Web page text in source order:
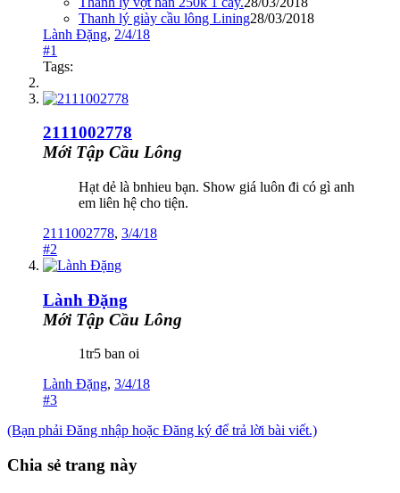
Thanh lý giày cầu lông Lining28/03/2018
Lành Đặng, 2/4/18
#1
Tags:
2111002778
Mới Tập Cầu Lông
Hạt dẻ là bnhieu bạn. Show giá luôn đi có gì anh
em liên hệ cho tiện.
2111002778, 3/4/18
#2
Lành Đặng
Mới Tập Cầu Lông
1tr5 ban oi
Lành Đặng, 3/4/18
#3
(Bạn phải Đăng nhập hoặc Đăng ký để trả lời bài viết.)
Chia sẻ trang này